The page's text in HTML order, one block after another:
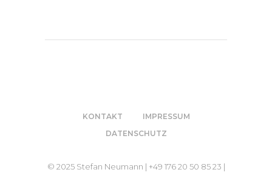
KONTAKT
IMPRESSUM
DATENSCHUTZ
© 2025 Stefan Neumann | +49 176 20 50 85 23 |